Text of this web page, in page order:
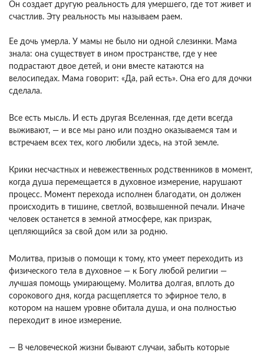
Он создает другую реальность для умершего, где тот живет и
счастлив. Эту реальность мы называем раем.
Ее дочь умерла. У мамы не было ни одной слезинки. Мама
знала: она существует в ином пространстве, где у нее
подрастают двое детей, и они вместе катаются на
велосипедах. Мама говорит: «Да, рай есть». Она его для дочки
сделала.
Все есть мысль. И есть другая Вселенная, где дети всегда
выживают, — и все мы рано или поздно оказываемся там и
встречаем всех тех, кого любили здесь, на этой земле.
Крики несчастных и невежественных родственников в момент,
когда душа перемещается в духовное измерение, нарушают
процесс. Момент перехода исполнен благодати, он должен
происходить в тишине, светлой, возвышенной печали. Иначе
человек останется в земной атмосфере, как призрак,
цепляющийся за свой дом или за родню.
Молитва, призыв о помощи к тому, кто умеет переходить из
физического тела в духовное — к Богу любой религии —
лучшая помощь умирающему. Молитва долгая, вплоть до
сорокового дня, когда расщепляется то эфирное тело, в
котором на нашем уровне обитала душа, и она полностью
переходит в иное измерение.
— В человеческой жизни бывают случаи, забыть которые